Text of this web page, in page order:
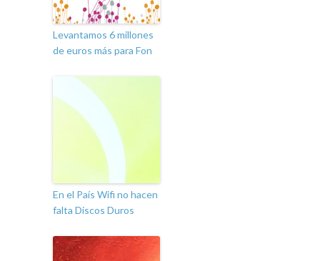
Levantamos 6 millones
de euros más para Fon
En el País Wifi no hacen
falta Discos Duros